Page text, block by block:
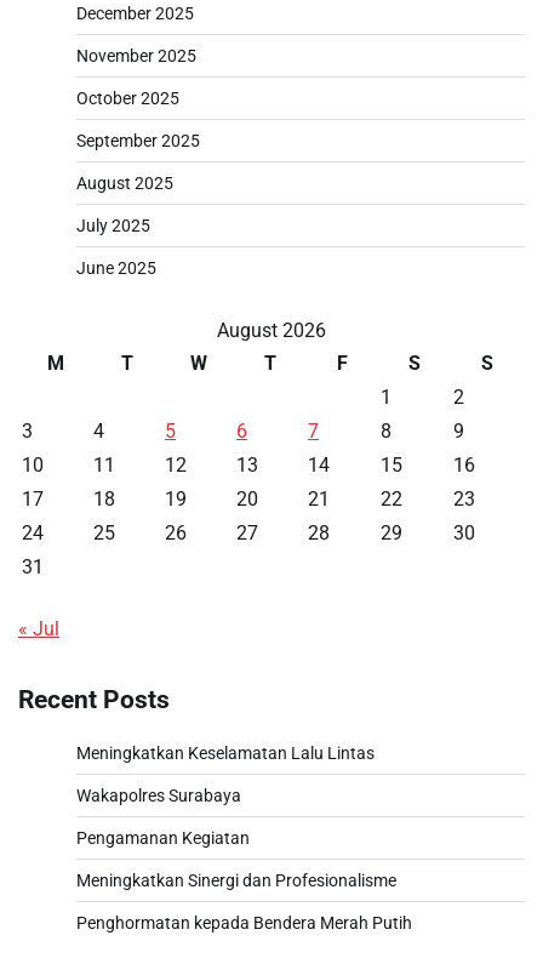
December 2025
November 2025
October 2025
September 2025
August 2025
July 2025
June 2025
August 2026
M
T W T F S
S
1
2
3
4 5 6 7 8
9
10
11 12 13 14 15
16
17
18 19 20 21 22
23
24
25 26 27 28 29
30
31
« Jul
Recent Posts
Meningkatkan Keselamatan Lalu Lintas
Wakapolres Surabaya
Pengamanan Kegiatan
Meningkatkan Sinergi dan Profesionalisme
Penghormatan kepada Bendera Merah Putih